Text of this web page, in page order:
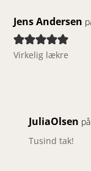
Jens Andersen
Virkelig lækre
JuliaOlsen
Tusind tak!